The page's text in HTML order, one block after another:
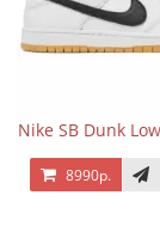
Nike SB Dunk
8990р.